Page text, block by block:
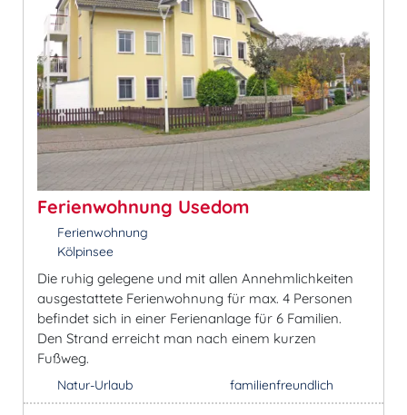
Ferienwohnung Usedom
Ferienwohnung
Kölpinsee
Die ruhig gelegene und mit allen Annehmlichkeiten
ausgestattete Ferienwohnung für max. 4 Personen
befindet sich in einer Ferienanlage für 6 Familien.
Den Strand erreicht man nach einem kurzen
Fußweg.
Natur-Urlaub familienfreundlich